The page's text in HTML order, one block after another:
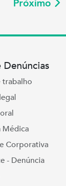
Próximo
Denúncias
Médica
Corporativa
- Denúncia